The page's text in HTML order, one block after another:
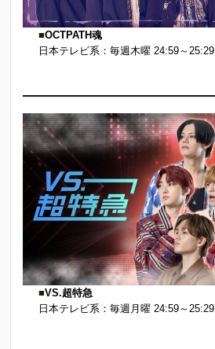
■OCTPATH魂
日本テレビ系：毎週木曜 24:59～25:29
■VS.超特急
日本テレビ系：毎週月曜 24:59～25:29